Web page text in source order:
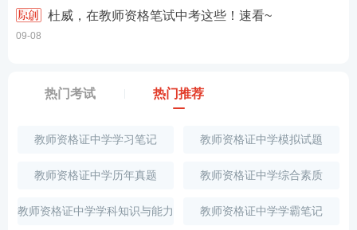
杜威，在教师资格笔试中考这些！速看~
09-08
热门考试 热门推荐
教师资格证中学学习笔记 教师资格证中学模拟试题
教师资格证中学历年真题 教师资格证中学综合素质
教师资格证中学学科知识与能力 教师资格证中学学霸笔记